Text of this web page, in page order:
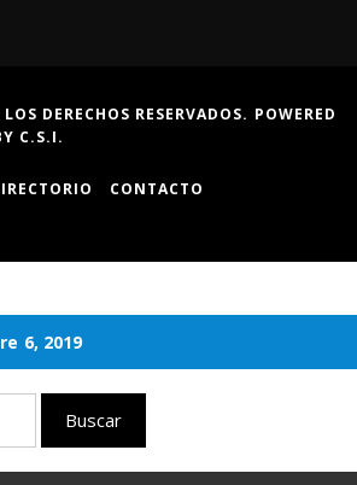
DERECHOS RESERVADOS. POWERED
C.S.I.
CONTACTO
6, 2019